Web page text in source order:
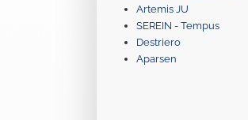
Artemis JU
SEREIN - Tempus
Destriero
Aparsen